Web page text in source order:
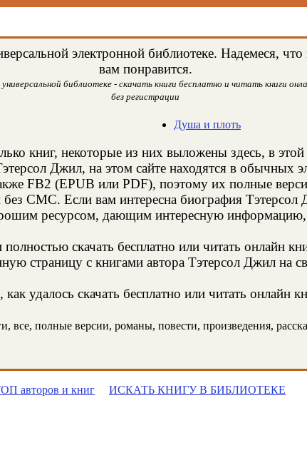
электронной библиотеке. Надемеся, что
вам понравится.
библиотеке - скачать книги бесплатно и читать книги
без регистрации
Душа и плоть
книг, некоторые из них выложены здесь, в
Джил, на этом сайте находятся в обычных
FB2 (EPUB или PDF), поэтому их полные
без СМС. Если вам интересна биография
ресурсом, дающим интересную
скачать бесплатно или читать онлайн
страницу с книгами автора Тэтерсол Джил на
удалось скачать бесплатно или читать онлайн
полные версии, романы, повести, произведения,
авторов и книг ИСКАТЬ КНИГУ В БИБЛИОТЕКЕ